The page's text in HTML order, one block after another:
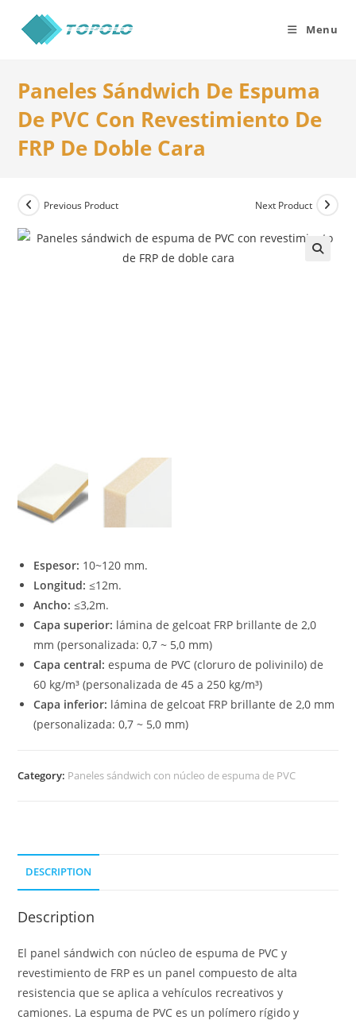
content
Menu
Paneles Sándwich De Espuma
De PVC Con Revestimiento De
FRP De Doble Cara
Previous Product Next Product
Espesor: 10~120 mm.
Longitud: ≤12m.
Ancho: ≤3,2m.
Capa superior: lámina de gelcoat FRP brillante de 2,0
mm (personalizada: 0,7 ~ 5,0 mm)
Capa central: espuma de PVC (cloruro de polivinilo) de
60 kg/m³ (personalizada de 45 a 250 kg/m³)
Capa inferior: lámina de gelcoat FRP brillante de 2,0 mm
(personalizada: 0,7 ~ 5,0 mm)
Category: Paneles sándwich con núcleo de espuma de PVC
DESCRIPTION
Description
El panel sándwich con núcleo de espuma de PVC y
revestimiento de FRP es un panel compuesto de alta
resistencia que se aplica a vehículos recreativos y
camiones. La espuma de PVC es un polímero rígido y